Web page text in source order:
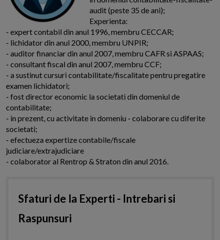
audit (peste 35 de ani);
Experienta:
- expert contabil din anul 1996, membru CECCAR;
- lichidator din anul 2000, membru UNPIR;
- auditor financiar din anul 2007, membru CAFR si ASPAAS;
- consultant fiscal din anul 2007, membru CCF;
- a sustinut cursuri contabilitate/fiscalitate pentru pregatire
examen lichidatori;
- fost director economic la societati din domeniul de
contabilitate;
- in prezent, cu activitate in domeniu - colaborare cu diferite
societati;
- efectueza expertize contabile/fiscale
judiciare/extrajudiciare
- colaborator al Rentrop & Straton din anul 2016.
Sfaturi de la Experti - Intrebari si
Raspunsuri